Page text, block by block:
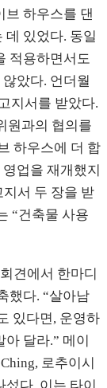
브 하우스를 댄
데 있었다. 동일
적용하면서도
았다. 언더월
지서를 받았다.
원과의 협의를
하우스에 더 합
업을 재개했지
서 두 장을 받
“건축물 사용
견에서 한마디
했다. “살아남
있다면, 운영하
달라.” 메이
로추이시